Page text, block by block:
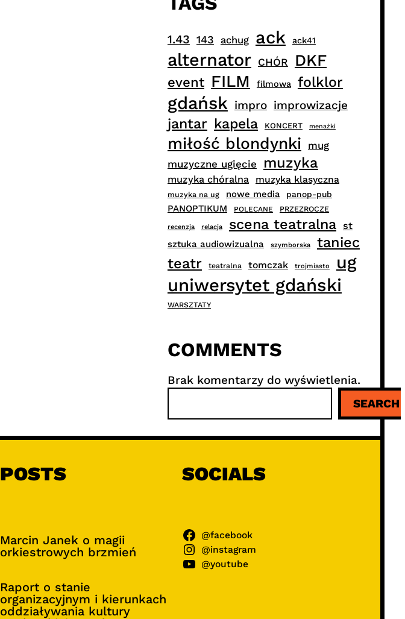
1.43 143 achug ack ack41
alternator CHÓR DKF
event FILM filmowa folklor
gdańsk impro improwizacje
jantar kapela KONCERT menażki
miłość blondynki mug
muzyczne ugięcie muzyka
muzyka chóralna muzyka klasyczna
muzyka na ug nowe media panop-pub
PANOPTIKUM POLECANE PRZEZROCZE
recenzja relacja scena teatralna st
sztuka audiowizualna szymborska
taniec
teatr
teatralna tomczak trojmiasto
ug
uniwersytet gdański
WARSZTATY
COMMENTS
Brak komentarzy do wyświetlenia.
u
k
SEARCH
POSTS
Marcin Janek o magii
orkiestrowych brzmień
Raport o stanie
organizacyjnym i kierunkach
oddziaływania kultury
SOCIALS
@facebook
@instagram
@youtube